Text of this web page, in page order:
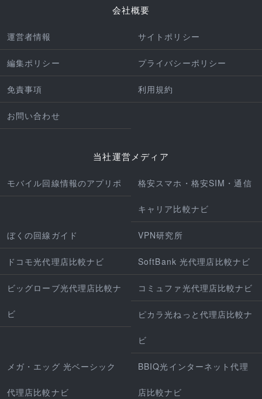
会社概要
運営者情報 サイトポリシー
編集ポリシー プライバシーポリシー
免責事項 利用規約
お問い合わせ
当社運営メディア
モバイル回線情報のアプリポ 格安スマホ・格安SIM・通信
キャリア比較ナビ
ぼくの回線ガイド VPN研究所
ドコモ光代理店比較ナビ SoftBank 光代理店比較ナビ
ビッグローブ光代理店比較ナ
ビ
コミュファ光代理店比較ナビ
ピカラ光ねっと代理店比較ナ
ビ
メガ・エッグ 光ベーシック
代理店比較ナビ
BBIQ光インターネット代理
店比較ナビ